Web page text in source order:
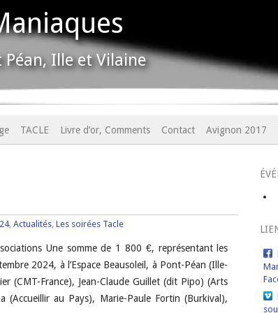
Ille et Vilaine
TACLE Livre d’or, Comments Contact Avignon 2017
, Actualités, Les soirées Tacle
Une somme de 1 800 €, représentant les
2024, à l’Espace Beausoleil, à Pont-Péan (Ille-
(CMT-France), Jean-Claude Guillet (dit Pipo) (Arts
(Accueillir au Pays), Marie-Paule Fortin (Burkival),